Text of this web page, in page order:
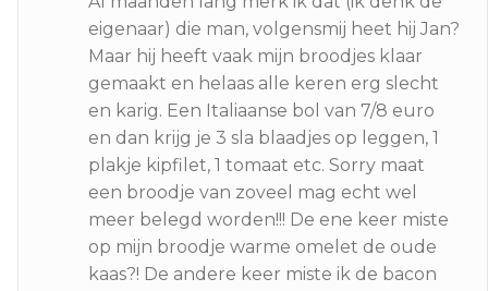
eigenaar) die man, volgensmij heet hij Jan?
Maar hij heeft vaak mijn broodjes klaar
gemaakt en helaas alle keren erg slecht
en karig. Een Italiaanse bol van 7/8 euro
en dan krijg je 3 sla blaadjes op leggen, 1
plakje kipfilet, 1 tomaat etc. Sorry maat
een broodje van zoveel mag echt wel
meer belegd worden!!! De ene keer miste
op mijn broodje warme omelet de oude
kaas?! De andere keer miste ik de bacon